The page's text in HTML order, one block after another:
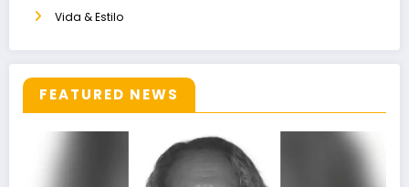
Vida & Estilo
FEATURED NEWS